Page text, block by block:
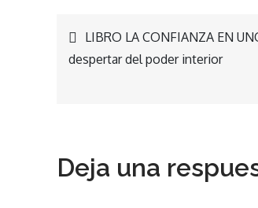
Navegación
LIBRO LA CONFIANZA EN
despertar del poder interior
Deja una